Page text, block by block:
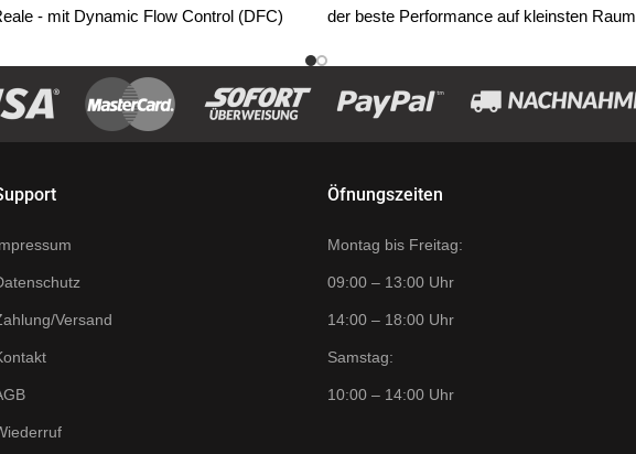
- mit Dynamic Flow Control (DFC)
"Dynamic Flow Control" ist eine einzigartige
für alle professionellen Baristas, die
das Geschmackserlebnis für ihre Kunden
neue Technologie ermöglicht es
ein und derselben Kaffeeröstung
Das Ergebnis ist die
der beste Performance auf kleinsten Raum
gedacht, dabei kann sie auch für alle
gängigen erhältlichen Espressopads- und
Kapseln aufgerüstet werden. Sagen Sie
nicht nein zu dem guten Geschmack eines
Versand
Öfnungszeiten
Montag bis Freitag:
09:00 – 13:00 Uhr
14:00 – 18:00 Uhr
Samstag:
10:00 – 14:00 Uhr